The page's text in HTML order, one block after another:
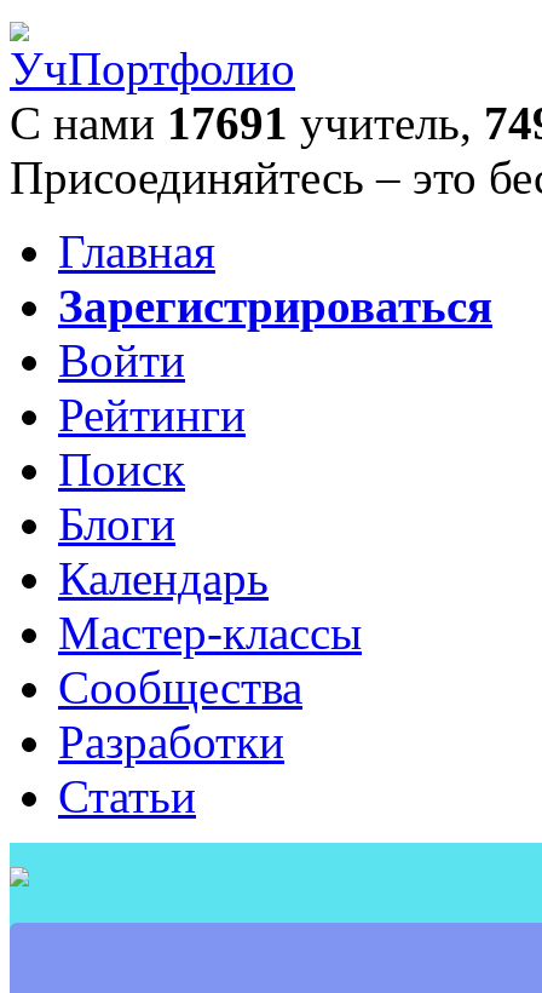
С нами 17691 учитель,
Присоединяйтесь – это
Главная
Зарегистрироваться
Войти
Рейтинги
Поиск
Блоги
Календарь
Мастер-классы
Сообщества
Разработки
Статьи